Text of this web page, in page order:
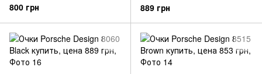
800 грн 889 грн